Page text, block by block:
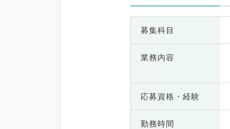
募集科目
業務内容
応募資格・ 経験
勤務時間